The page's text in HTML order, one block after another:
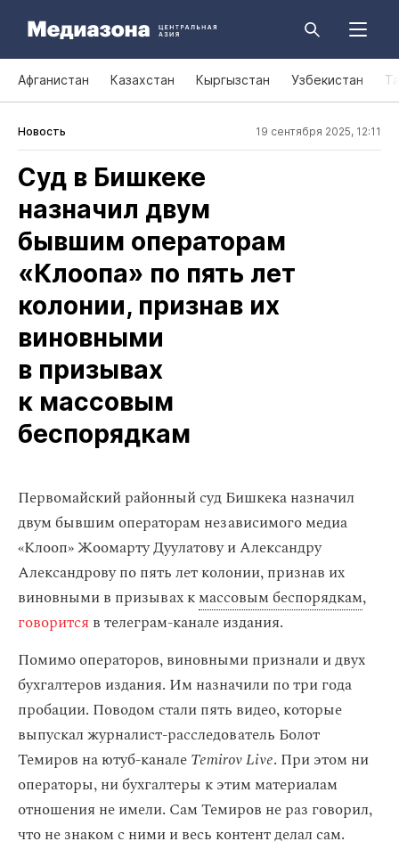
Афганистан Казахстан Кыргызстан Узбекистан
Новость 19 сентября 2025, 12:11
Суд в Бишкеке
назначил двум
бывшим операторам
«Клоопа» по пять лет
колонии, признав их
виновными
в призывах
к массовым
беспорядкам
Первомайский районный суд Бишкека назначил
двум бывшим операторам независимого медиа
«Клооп» Жоомарту Дуулатову и Александру
Александрову по пять лет колонии, признав их
виновными в призывах кмассовым беспорядкам,
говорится в телеграм-канале издания.
Помимо операторов, виновными признали и двух
бухгалтеров издания. Им назначили по три года
пробации. Поводом стали пять видео, которые
выпускал журналист-расследователь Болот
Темиров на ютуб-каналеTemirov Live. При этом ни
операторы, ни бухгалтеры к этим материалам
отношения не имели. Сам Темиров не раз говорил,
что не знаком с ними и весь контент делал сам.